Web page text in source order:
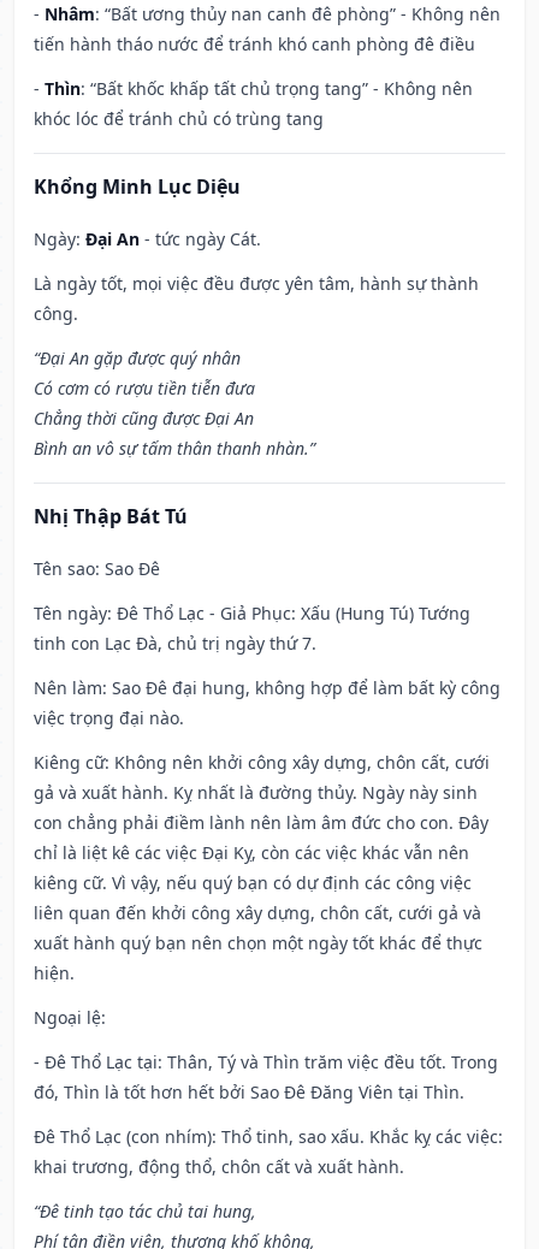
- Nhâm: “Bất ương thủy nan canh đê phòng” - Không nên
tiến hành tháo nước để tránh khó canh phòng đê điều
- Thìn: “Bất khốc khấp tất chủ trọng tang” - Không nên
khóc lóc để tránh chủ có trùng tang
Khổng Minh Lục Diệu
Ngày: Đại An - tức ngày Cát.
Là ngày tốt, mọi việc đều được yên tâm, hành sự thành
công.
“Đại An gặp được quý nhân
Có cơm có rượu tiền tiễn đưa
Chẳng thời cũng được Đại An
Bình an vô sự tấm thân thanh nhàn.”
Nhị Thập Bát Tú
Tên sao: Sao Đê
Tên ngày: Đê Thổ Lạc - Giả Phục: Xấu (Hung Tú) Tướng
tinh con Lạc Đà, chủ trị ngày thứ 7.
Nên làm: Sao Đê đại hung, không hợp để làm bất kỳ công
việc trọng đại nào.
Kiêng cữ: Không nên khởi công xây dựng, chôn cất, cưới
gả và xuất hành. Kỵ nhất là đường thủy. Ngày này sinh
con chẳng phải điềm lành nên làm âm đức cho con. Đây
chỉ là liệt kê các việc Đại Kỵ, còn các việc khác vẫn nên
kiêng cữ. Vì vậy, nếu quý bạn có dự định các công việc
liên quan đến khởi công xây dựng, chôn cất, cưới gả và
xuất hành quý bạn nên chọn một ngày tốt khác để thực
hiện.
Ngoại lệ:
- Đê Thổ Lạc tại: Thân, Tý và Thìn trăm việc đều tốt. Trong
đó, Thìn là tốt hơn hết bởi Sao Đê Đăng Viên tại Thìn.
Đê Thổ Lạc (con nhím): Thổ tinh, sao xấu. Khắc kỵ các việc:
khai trương, động thổ, chôn cất và xuất hành.
“Đê tinh tạo tác chủ tai hung,
Phí tận điền viên, thương khố không,